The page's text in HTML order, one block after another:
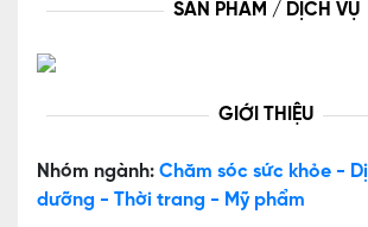
SẢN PHẨM / DỊCH VỤ
GIỚI THIỆU
Nhóm ngành: Chăm sóc sức khỏe -
dưỡng - Thời trang - Mỹ phẩm